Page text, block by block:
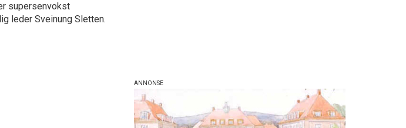
supersenvokst
leder Sveinung Sletten.